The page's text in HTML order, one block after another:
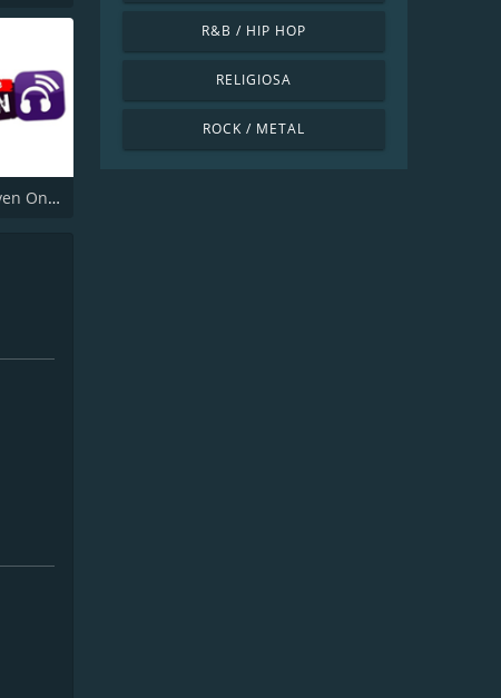
Sonido Joven Online
R&B / HIP HOP
RELIGIOSA
ROCK / METAL